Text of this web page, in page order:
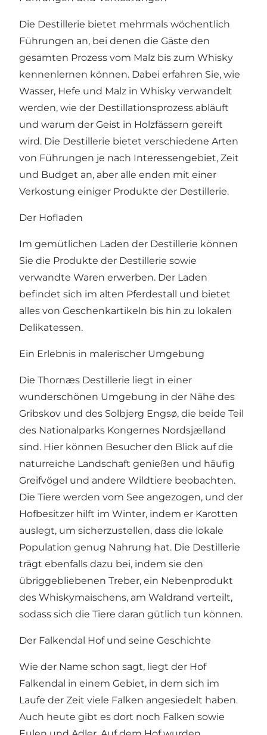
Die Destillerie bietet mehrmals wöchentlich
Führungen an, bei denen die Gäste den
gesamten Prozess vom Malz bis zum Whisky
kennenlernen können. Dabei erfahren Sie, wie
Wasser, Hefe und Malz in Whisky verwandelt
werden, wie der Destillationsprozess abläuft
und warum der Geist in Holzfässern gereift
wird. Die Destillerie bietet verschiedene Arten
von Führungen je nach Interessengebiet, Zeit
und Budget an, aber alle enden mit einer
Verkostung einiger Produkte der Destillerie.
Der Hofladen
Im gemütlichen Laden der Destillerie können
Sie die Produkte der Destillerie sowie
verwandte Waren erwerben. Der Laden
befindet sich im alten Pferdestall und bietet
alles von Geschenkartikeln bis hin zu lokalen
Delikatessen.
Ein Erlebnis in malerischer Umgebung
Die Thornæs Destillerie liegt in einer
wunderschönen Umgebung in der Nähe des
Gribskov und des Solbjerg Engsø, die beide Teil
des Nationalparks Kongernes Nordsjælland
sind. Hier können Besucher den Blick auf die
naturreiche Landschaft genießen und häufig
Greifvögel und andere Wildtiere beobachten.
Die Tiere werden vom See angezogen, und der
Hofbesitzer hilft im Winter, indem er Karotten
auslegt, um sicherzustellen, dass die lokale
Population genug Nahrung hat. Die Destillerie
trägt ebenfalls dazu bei, indem sie den
übriggebliebenen Treber, ein Nebenprodukt
des Whiskymaischens, am Waldrand verteilt,
sodass sich die Tiere daran gütlich tun können.
Der Falkendal Hof und seine Geschichte
Wie der Name schon sagt, liegt der Hof
Falkendal in einem Gebiet, in dem sich im
Laufe der Zeit viele Falken angesiedelt haben.
Auch heute gibt es dort noch Falken sowie